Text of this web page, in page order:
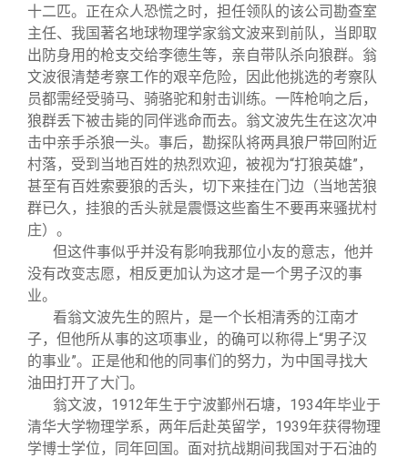
信息化服务
三创大赛
实用信息
总会简介
会长致辞
总会章程
理事会名单
制度法规
联系我们
关闭
十二匹。正在众人恐慌之时，担任领队的该公司勘查室
主任、我国著名地球物理学家翁文波来到前队，当即取
出防身用的枪支交给李德生等，亲自带队杀向狼群。翁
文波很清楚考察工作的艰辛危险，因此他挑选的考察队
员都需经受骑马、骑骆驼和射击训练。一阵枪响之后，
狼群丢下被击毙的同伴逃命而去。翁文波先生在这次冲
击中亲手杀狼一头。事后，勘探队将两具狼尸带回附近
村落，受到当地百姓的热烈欢迎，被视为“打狼英雄”，
甚至有百姓索要狼的舌头，切下来挂在门边（当地苦狼
群已久，挂狼的舌头就是震慑这些畜生不要再来骚扰村
庄）。
但这件事似乎并没有影响我那位小友的意志，他并
没有改变志愿，相反更加认为这才是一个男子汉的事
业。
看翁文波先生的照片，是一个长相清秀的江南才
子，但他所从事的这项事业，的确可以称得上“男子汉
的事业”。正是他和他的同事们的努力，为中国寻找大
油田打开了大门。
翁文波，1912年生于宁波鄞州石塘，1934年毕业于
清华大学物理学系，两年后赴英留学，1939年获得物理
学博士学位，同年回国。面对抗战期间我国对于石油的